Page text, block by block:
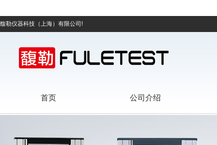
馥勒仪器科技（上海）有限公司!
首页 公司介绍